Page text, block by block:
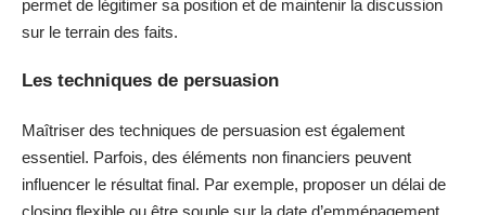
permet de légitimer sa position et de maintenir la discussion
sur le terrain des faits.
Les techniques de persuasion
Maîtriser des techniques de persuasion est également
essentiel. Parfois, des éléments non financiers peuvent
influencer le résultat final. Par exemple, proposer un délai de
closing flexible ou être souple sur la date d’emménagement